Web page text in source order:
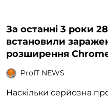
За останні 3 роки
встановили
розширення
ProIT NEWS
Наскільки серйозна